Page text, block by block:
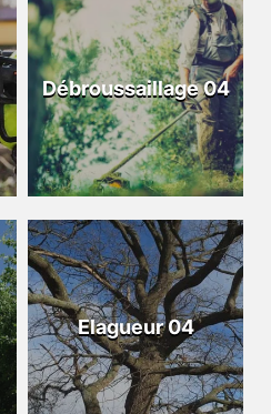
Débroussaillage 04
Elagueur 04